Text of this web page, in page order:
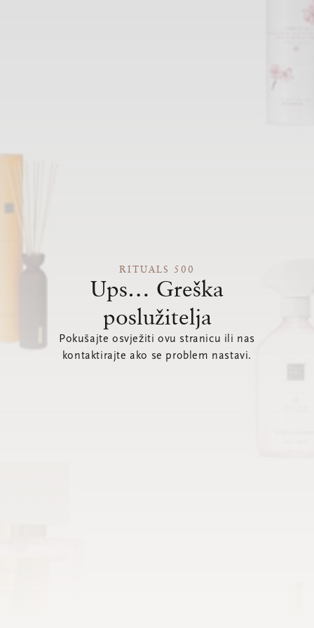
RITUALS 500
Ups… Greška
poslužitelja
Pokušajte osvježiti ovu stranicu ili nas
kontaktirajte ako se problem nastavi.